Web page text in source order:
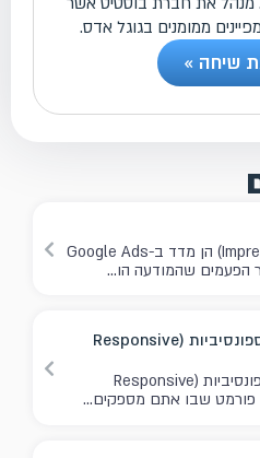
ממומנים בגוגל אדס.
שיחה »
חשיפות (Impressions) הן מדד ב-Google Ads
שהמודעה הו...
מודעות מדיה רספונסיביות (Responsive
מודעות מדיה רספונסיביות (Responsive